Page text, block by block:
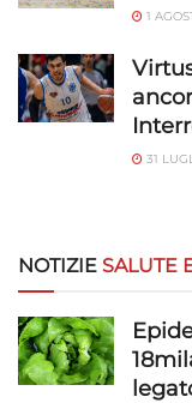
1
31
NOTIZIE SALUTE